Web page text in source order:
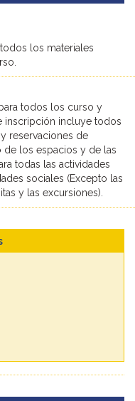
los materiales
todos los curso y
inscripción incluye todos
reservaciones de
de los espacios y de las
todas las actividades
sociales (Excepto las
y las excursiones).